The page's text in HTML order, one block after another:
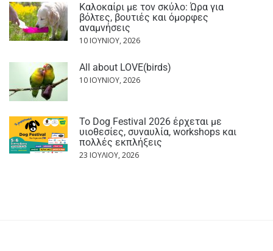
Καλοκαίρι με τον σκύλο: Ώρα για
βόλτες, βουτιές και όμορφες
αναμνήσεις
10 ΙΟΥΝΊΟΥ, 2026
All about LOVE(birds)
10 ΙΟΥΝΊΟΥ, 2026
Το Dog Festival 2026 έρχεται με
υιοθεσίες, συναυλία, workshops και
πολλές εκπλήξεις
23 ΙΟΥΛΊΟΥ, 2026